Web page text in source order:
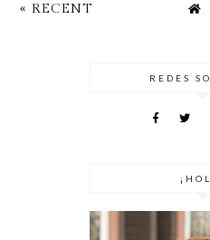
« RECENT
REDES